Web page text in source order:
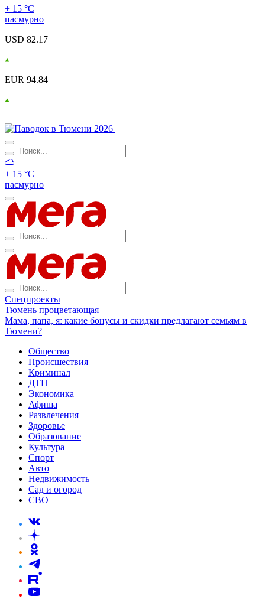
+ 15 °С
пасмурно
USD 82.17
EUR 94.84
+ 15 °С
пасмурно
Спецпроекты
Тюмень процветающая
Мама, папа, я: какие бонусы и скидки предлагают семьям в
Тюмени?
Общество
Происшествия
Криминал
ДТП
Экономика
Афиша
Развлечения
Здоровье
Образование
Культура
Спорт
Авто
Недвижимость
Сад и огород
СВО